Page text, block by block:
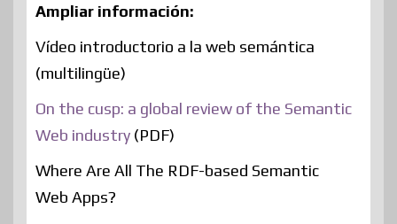
Ampliar información:
Vídeo introductorio a la web semántica
(multilingüe)
On the cusp: a global review of the Semantic
Web industry (PDF)
Where Are All The RDF-based Semantic
Web Apps?